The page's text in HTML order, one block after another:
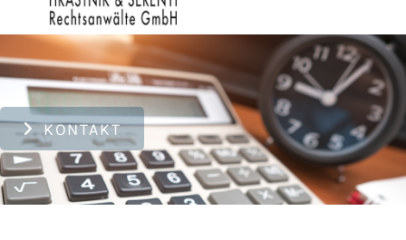
KONTAKT